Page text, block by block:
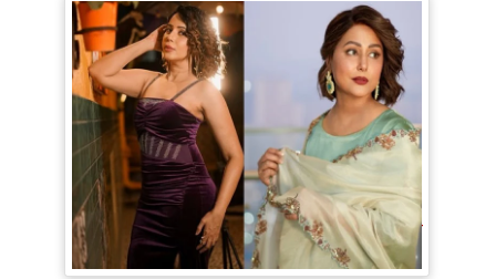
TV Gossip: 'तीखी मिर्ची' हैं Hina Khan,
सूपर्नखा रोल के लिए परफेक्ट; Rozalin Khan ने
छेड़ी नई बहस